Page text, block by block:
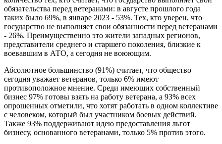
обязательства перед ветеранами: в августе прошлого года
таких было 69%, в январе 2023 - 53%. Тех, кто уверен, что
государство не выполняет свои обязанности перед ветеранами
- 26%. Преимущественно это жители западных регионов,
представители среднего и старшего поколения, близкие к
воевавшим в АТО, а сегодня не воюющим.
Абсолютное большинство (91%) считает, что общество
сегодня уважает ветеранов, только 6% имеют
противоположное мнение. Среди имеющих собственный
бизнес 97% готовы взять на работу ветерана, а 93% всех
опрошенных отметили, что хотят работать в одном коллективе
с человеком, который был участником боевых действий.
Также 93% поддерживают идею предоставления льгот
бизнесу, основанного ветеранами, только 5% против этого.